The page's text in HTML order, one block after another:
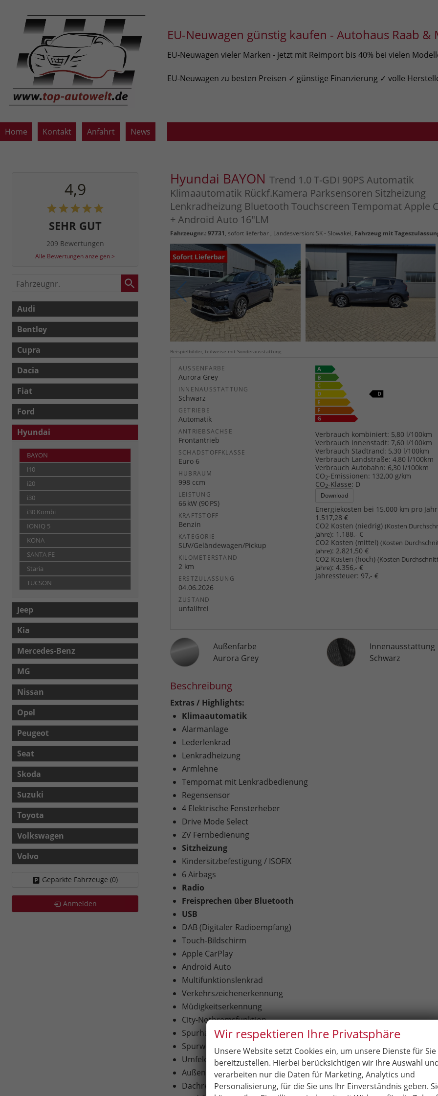
EU-Neuwagen günstig kaufen - Autohaus Raab &
EU-Neuwagen vieler Marken - jetzt mit Reimport bis 40% bei vielen
EU-Neuwagen zu besten Preisen ✓ günstige Finanzierung ✓ volle
Home Kontakt Anfahrt News
Hyundai BAYON Trend 1.0 T-GDI 90PS Automatik
Klimaautomatik Rückf.Kamera Parksensoren Sitzheizung
Lenkradheizung Bluetooth Touchscreen Tempomat Apple
+ Android Auto 16"LM
Fahrzeugnr.: 97731, sofort lieferbar, Landesversion: SK - Slowakei, Fahrzeug mit
Beispielbilder, teilweise mit Sonderausstattung
AUSSENFARBE
Aurora Grey
INNENAUSSTATTUNG
Schwarz
GETRIEBE
Automatik
ANTRIEBSACHSE
Frontantrieb
SCHADSTOFFKLASSE
Euro 6
HUBRAUM
998 ccm
LEISTUNG
66 kW (90 PS)
KRAFTSTOFF
Benzin
KATEGORIE
SUV/Geländewagen/Pickup
KILOMETERSTAND
2 km
ERSTZULASSUNG
04.06.2026
ZUSTAND
unfallfrei
Verbrauch kombiniert: 5,80 l/100km
Verbrauch Innenstadt: 7,60 l/100km
Verbrauch Stadtrand: 5,30 l/100km
Verbrauch Landstraße: 4,80 l/100km
Verbrauch Autobahn: 6,30 l/100km
CO2-Emissionen: 132,00 g/km
CO2-Klasse: D
Download
Energiekosten bei 15.000 km pro
1.517,28 €
CO2 Kosten (niedrig)(Kosten
Jahre): 1.188,- €
CO2 Kosten (mittel)(Kosten
Jahre): 2.821,50 €
CO2 Kosten (hoch)(Kosten
Jahre): 4.356,- €
Jahressteuer: 97,- €
Außenfarbe
Aurora Grey
InnenausstattungInnenausstattung
Schwarz
Beschreibung
Extras / Highlights:
Klimaautomatik
Alarmanlage
Lederlenkrad
Lenkradheizung
Armlehne
Tempomat mit Lenkradbedienung
Regensensor
4 Elektrische Fensterheber
Drive Mode Select
ZV Fernbedienung
Sitzheizung
Kindersitzbefestigung / ISOFIX
6 Airbags
Radio
Freisprechen über Bluetooth
USB
DAB (Digitaler Radioempfang)
Touch-Bildschirm
Apple CarPlay
Android Auto
Multifunktionslenkrad
Verkehrszeichenerkennung
Müdigkeitserkennung
City-Notbremsfunktion
Spurhalteassistent (Lane Assist)
Spurwechselassistent (Side Assist)
Umfeldbeobachtungssystem (Front Assist)
Außenspiegel: elektrisch, beheizbar, elektrisch anklappbar
Dachreling Schwarz
4,9
SEHR GUT
209 Bewertungen
Alle Bewertungen anzeigen >
Fahrzeugnr.
Audi
Bentley
Cupra
Dacia
Fiat
Ford
Hyundai
BAYON
i10
i20
i30
i30 Kombi
IONIQ 5
KONA
SANTA FE
Staria
TUCSON
Jeep
Kia
Mercedes-Benz
MG
Nissan
Opel
Peugeot
Seat
Skoda
Suzuki
Toyota
Volkswagen
Volvo
Geparkte Fahrzeuge (0)
Anmelden
Wir respektieren Ihre Privatsphäre
Unsere Website setzt Cookies ein, um unsere Dienste für Sie
bereitzustellen. Hierbei berücksichtigen wir Ihre Auswahl
verarbeiten nur die Daten für Marketing, Analytics und
Personalisierung, für die Sie uns Ihr Einverständnis geben.